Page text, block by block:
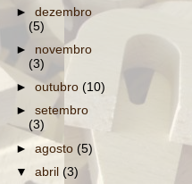
►dezembro
(5)
► novembro
(3)
►outubro(10)
►setembro
(3)
►agosto(5)
▼abril(3)